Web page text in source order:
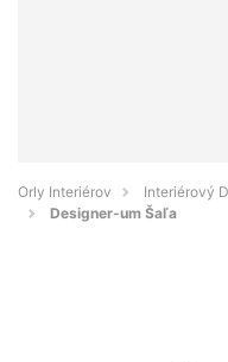
Orly Interiérov
Interiérový
Designer-um Šaľa